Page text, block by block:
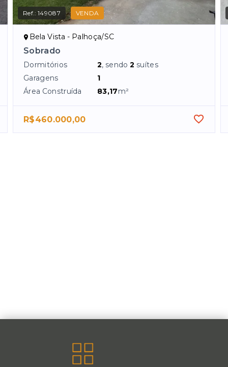
Ref.:149087 VENDA
Bela Vista - Palhoça/SC
Sobrado
Dormitórios 2, sendo2 suítes
Garagens
1
Área Construída
83,17m²
R$460.000,00